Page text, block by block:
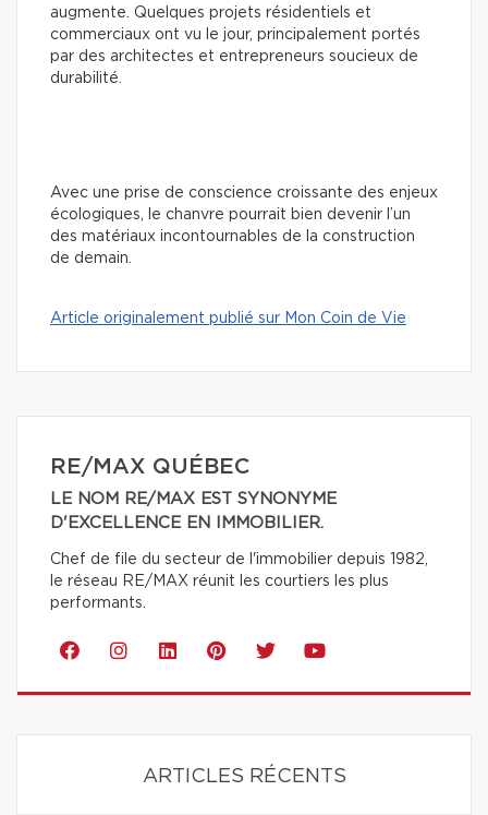
augmente. Quelques projets résidentiels et
commerciaux ont vu le jour, principalement portés
par des architectes et entrepreneurs soucieux de
durabilité.
Avec une prise de conscience croissante des enjeux
écologiques, le chanvre pourrait bien devenir l’un
des matériaux incontournables de la construction
de demain.
Article originalement publié sur Mon Coin de Vie
RE/MAX QUÉBEC
LE NOM RE/MAX EST SYNONYME
D'EXCELLENCE EN IMMOBILIER.
Chef de file du secteur de l'immobilier depuis 1982,
le réseau RE/MAX réunit les courtiers les plus
performants.
ARTICLES RÉCENTS